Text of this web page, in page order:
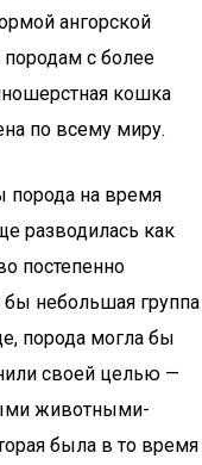
ангорской
с более
кошка
по всему миру.
порода на время
разводилась как
постепенно
небольшая группа
порода могла бы
своей целью —
животными-
была в то время